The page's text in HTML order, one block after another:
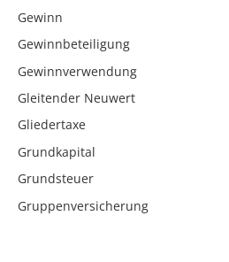
Gewinn
Gewinnbeteiligung
Gewinnverwendung
Gleitender Neuwert
Gliedertaxe
Grundkapital
Grundsteuer
Gruppenversicherung